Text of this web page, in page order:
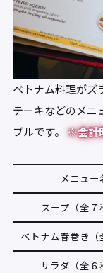
ベトナム料理がズ
テーキなどのメニ
ブルです。 ※会計
メニュー
スープ（全７
ベトナム春巻き（
サラダ（全６